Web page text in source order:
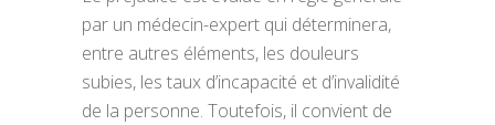
par un médecin-expert qui déterminera,
entre autres éléments, les douleurs
subies, les taux d’incapacité et d’invalidité
de la personne. Toutefois, il convient de